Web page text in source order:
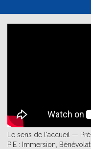
Le sens de l'accueil —
PIE : Immersion,